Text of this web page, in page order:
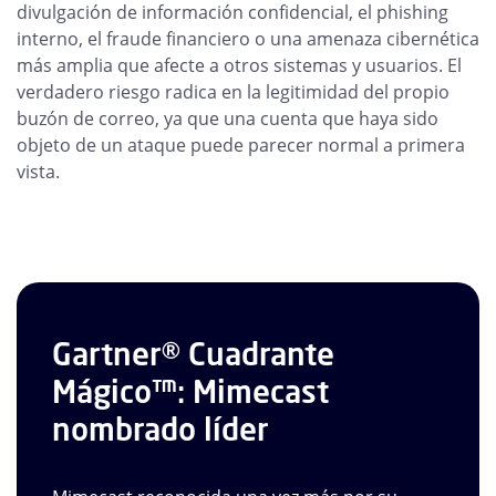
divulgación de información confidencial, el phishing
interno, el fraude financiero o una amenaza cibernética
más amplia que afecte a otros sistemas y usuarios. El
verdadero riesgo radica en la legitimidad del propio
buzón de correo, ya que una cuenta que haya sido
objeto de un ataque puede parecer normal a primera
vista.
Gartner® Cuadrante
Mágico™: Mimecast
nombrado líder